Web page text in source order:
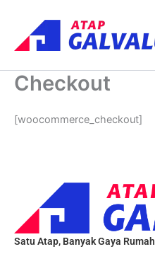
content
Checkout
[woocommerce_checkout]
Satu Atap, Banyak Gaya Rumah